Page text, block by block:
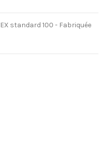
standard 100 - Fabriquée